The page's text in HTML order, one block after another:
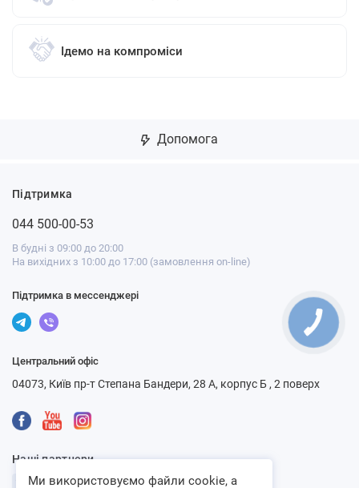
Ідемо на компроміси
Допомога
Підтримка
044 500-00-53
В будні з 09:00 до 20:00
На вихідних з 10:00 до 17:00 (замовлення on-line)
Підтримка в мессенджері
Центральний офіс
04073, Київ пр-т Степана Бандери, 28 А, корпус Б , 2 поверх
Наші партнери
Ми використовуємо файли cookie, а